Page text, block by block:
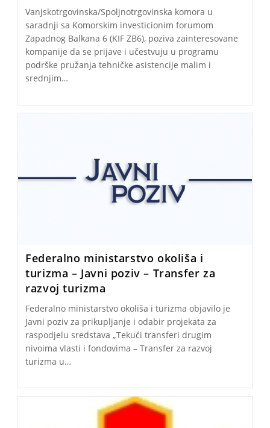
Vanjskotrgovinska/Spoljnotrgovinska komora u
saradnji sa Komorskim investicionim forumom
Zapadnog Balkana 6 (KIF ZB6), poziva zainteresovane
kompanije da se prijave i učestvuju u programu
podrške pružanja tehničke asistencije malim i
srednjim…
Federalno ministarstvo okoliša i
turizma – Javni poziv – Transfer za
razvoj turizma
Federalno ministarstvo okoliša i turizma objavilo je
Javni poziv za prikupljanje i odabir projekata za
raspodjelu sredstava „Tekući transferi drugim
nivoima vlasti i fondovima – Transfer za razvoj
turizma u…